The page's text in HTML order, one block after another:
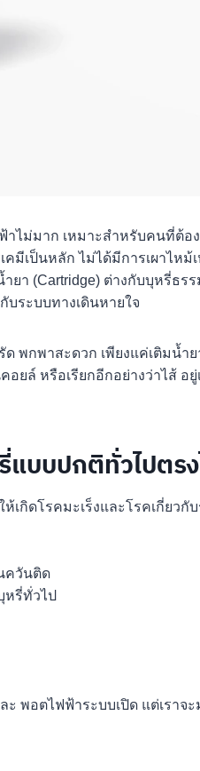
ไม่มาก เหมาะสำหรับคนที่ต้
เป็นหลัก ไม่ได้มีการเผาไห
ยา (Cartridge) ต่างกับบุหรี่ธ
บระบบทางเดินหายใจ
พกพาสะดวก เพียงแค่เติมน้
ล์ หรือเรียกอีกอย่างว่าไส้ อ
แบบปกติทั่วไปตร
ดโรคมะเร็งและโรคเกี่ยวกั
ควันติด
รี่ทั่วไป
พอตไฟฟ้าระบบเปิด แต่เร